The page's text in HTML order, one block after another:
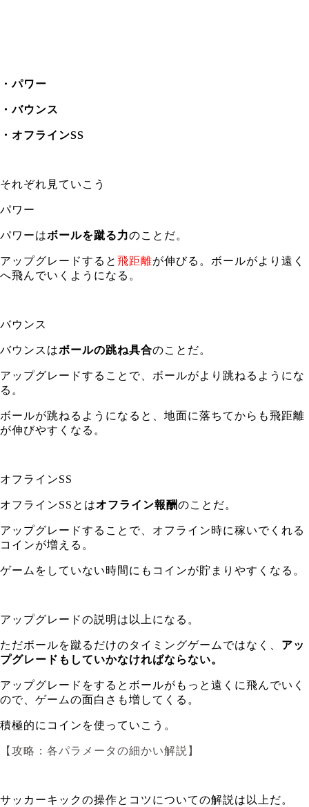
・パワー
・バウンス
・オフラインSS
それぞれ見ていこう
パワー
パワーはボールを蹴る力のことだ。
アップグレードすると 飛距離が伸びる。ボールがより遠く
へ飛んでいくようになる。
バウンス
バウンスはボールの跳ね具合のことだ。
アップグレードすることで、ボールがより跳ねるようにな
る。
ボールが跳ねるようになると、地面に落ちてからも飛距離
が伸びやすくなる。
オフラインSS
オフラインSSとはオフライン報酬のことだ。
アップグレードすることで、オフライン時に稼いでくれる
コインが増える。
ゲームをしていない時間にもコインが貯まりやすくなる。
アップグレードの説明は以上になる。
ただボールを蹴るだけのタイミングゲームではなく、 アッ
プグレードもしていかなければならない。
アップグレードをするとボールがもっと遠くに飛んでいく
ので、ゲームの面白さも増してくる。
積極的にコインを使っていこう。
【攻略：各パラメータの細かい解説】
サッカーキックの操作とコツについての解説は以上だ。